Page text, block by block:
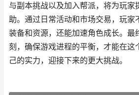
与副本挑战以及加入帮派，将为玩家
助。通过日常活动和市场交易，玩家
装备和资源，还能加速角色成长。最
刻，确保游戏进程的平衡，才能在这
己的实力，迎接下来的更大挑战。